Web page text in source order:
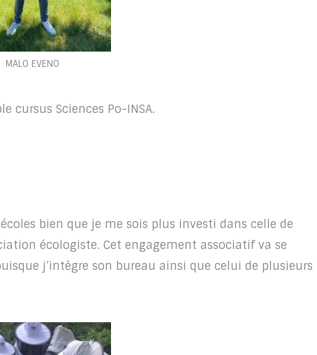
MALO EVENO
cursus Sciences Po-INSA.
bien que je me sois plus investi dans celle de
écologiste. Cet engagement associatif va se
j’intègre son bureau ainsi que celui de plusieurs